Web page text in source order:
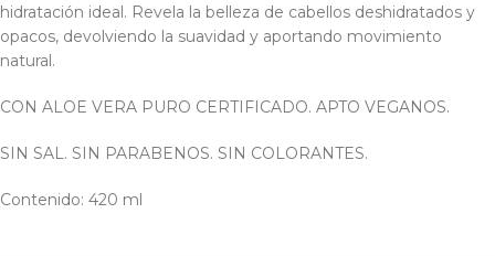
hidratación ideal. Revela la belleza de cabellos deshidratados y
opacos, devolviendo la suavidad y aportando movimiento
natural.
CON ALOE VERA PURO CERTIFICADO. APTO VEGANOS.
SIN SAL. SIN PARABENOS. SIN COLORANTES.
Contenido: 420 ml